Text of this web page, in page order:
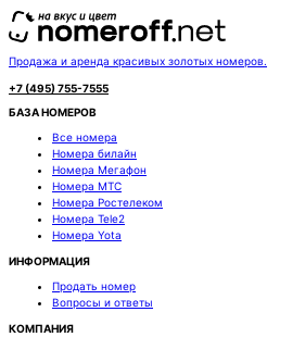
Продажа и аренда красивых золотых номеров.
+7 (495) 755-7555
БАЗА НОМЕРОВ
Все номера
Номера билайн
Номера Мегафон
Номера МТС
Номера Ростелеком
Номера Tele2
Номера Yota
ИНФОРМАЦИЯ
Продать номер
Вопросы и ответы
КОМПАНИЯ